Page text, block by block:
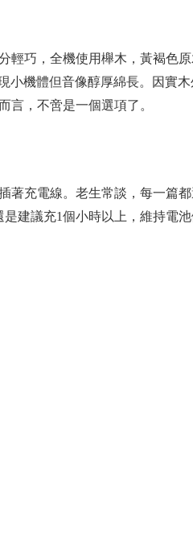
輕巧，全機使用櫸木，黃褐色
機體但音像醇厚綿長。因實
言，不啻是一個選項了。
充電線。老生常談，每一篇
議充1個小時以上，維持電